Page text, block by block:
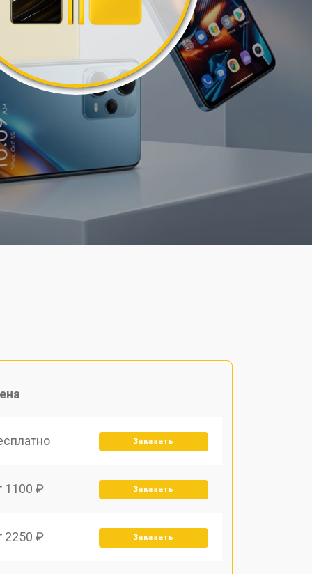
Заказать
1100 ₽ Заказать
2250 ₽ Заказать